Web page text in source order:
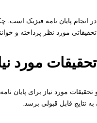
پایان نامه فیزیک است.
مورد نظر پرداخته و
مورد
مورد نیاز برای پایان
نتایج قابل قبولی برسد.